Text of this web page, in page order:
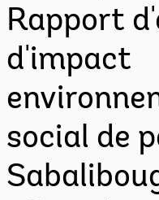
Rapport
d'impact
social de